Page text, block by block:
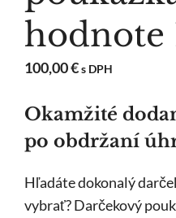
hodnote
100,00€s DPH
Okamžité
po obdržaní
Hľadáte dokonalý
vybrať? Darčekový